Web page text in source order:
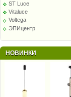
ST Luce
Vitaluce
Voltega
ЭПИцентр
НОВИНКИ